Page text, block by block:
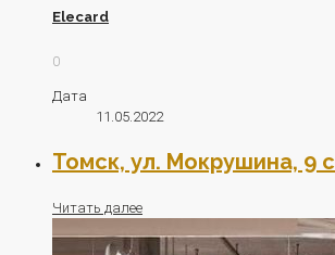
Elecard
0
Дата
11.05.2022
Томск, ул. Мокрушина, 9
Читать далее